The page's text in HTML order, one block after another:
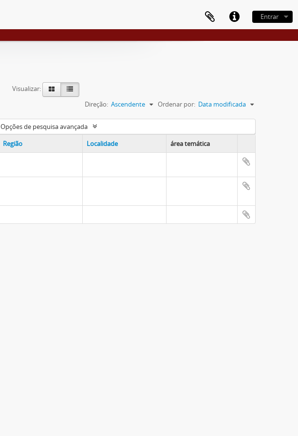
Entrar
Visualizar:
Ordenar por: Data modificada
Direção: Ascendente
Opções de pesquisa avançada
Região Localidade área temática